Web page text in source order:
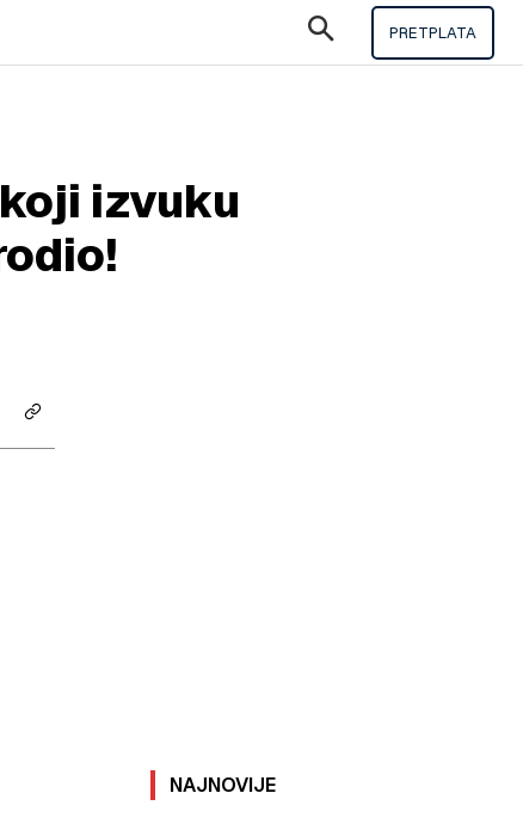
PRETPLATA
izvuku
NAJNOVIJE